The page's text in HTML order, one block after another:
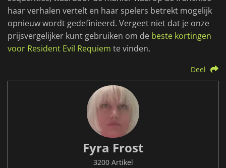
haar verhalen vertelt en haar spelers betrekt mogelijk
opnieuw wordt gedefinieerd. Vergeet niet dat je onze
prijsvergelijker kunt gebruiken om de beste kortingen
voor Resident Evil Requiem te vinden.
Deel
Fyra Frost
3200 Artikel